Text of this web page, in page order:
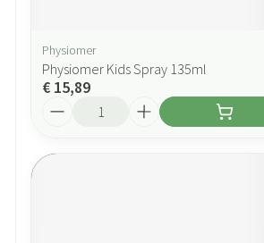
Physiomer
Physiomer Kids Spray 135ml
€ 15,89